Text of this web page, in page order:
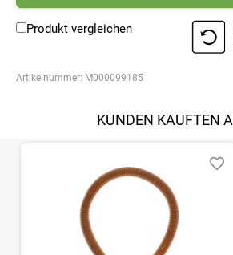
Produkt vergleichen
Artikelnummer: M000099185
KUNDEN KAUFTEN